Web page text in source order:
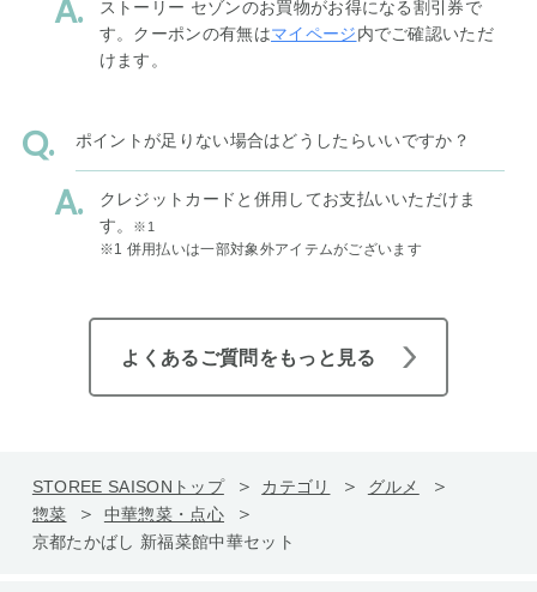
ストーリー セゾンのお買物がお得になる割引券で
す。クーポンの有無はマイページ内でご確認いただ
けます。
ポイントが足りない場合はどうしたらいいですか？
クレジットカードと併用してお支払いいただけま
す。
※1
※1 併用払いは一部対象外アイテムがございます
よくあるご質問をもっと見る
STOREE SAISONトップ カテゴリ
グルメ
惣菜
中華惣菜・点心
京都たかばし 新福菜館中華セット